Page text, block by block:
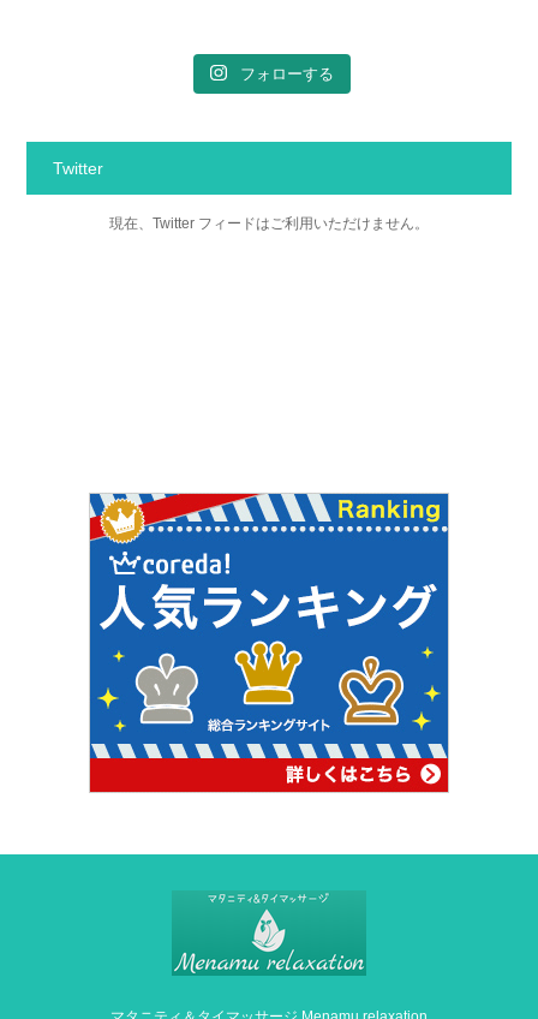
フォローする
Twitter
現在、Twitter フィードはご利用いただけません。